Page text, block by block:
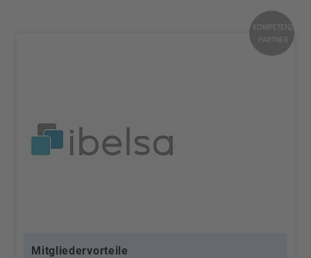
KOMPETENZ
PARTNER
Mitgliedervorteile